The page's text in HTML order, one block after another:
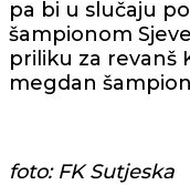
pa bi u slučaju
šampionom
priliku za revanš
megdan
foto: FK Sutjeska